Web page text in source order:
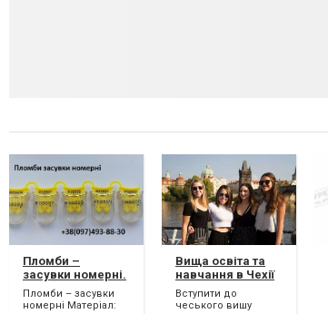
Пломби –
засувки номерні.
Пломби затяжки
номерні.
Пломби – засувки
номерні Матеріал:
Вища освіта та
навчання в Чехії
Вступити до
чеського вишу